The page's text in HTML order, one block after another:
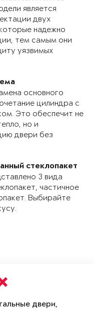
является
двух
надежно
тем самым они
уязвимых
основного
цилиндра с
Это обеспечит не
но и
двери без
стеклопакет
3 вида
частичное
Выбирайте
двери,